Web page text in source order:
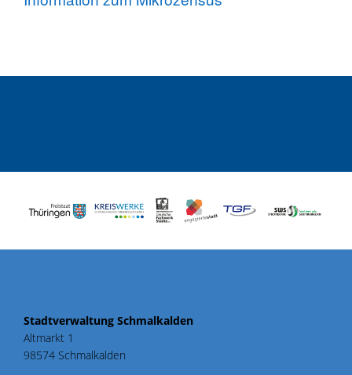
Stadtverwaltung Schmalkalden
Altmarkt 1
98574 Schmalkalden